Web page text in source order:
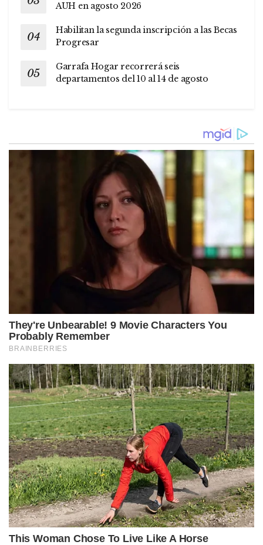
AUH en agosto 2026
Habilitan la segunda inscripción a las Becas
Progresar
Garrafa Hogar recorrerá seis
departamentos del 10 al 14 de agosto